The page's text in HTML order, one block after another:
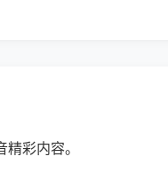
彩内容。